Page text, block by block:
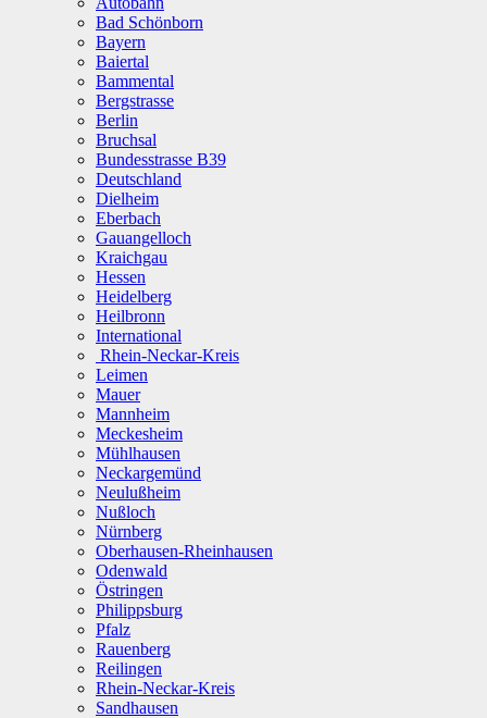
Bad Schönborn
Bayern
Baiertal
Bammental
Bergstrasse
Berlin
Bruchsal
Bundesstrasse B39
Deutschland
Dielheim
Eberbach
Gauangelloch
Kraichgau
Hessen
Heidelberg
Heilbronn
International
Rhein-Neckar-Kreis
Leimen
Mauer
Mannheim
Meckesheim
Mühlhausen
Neckargemünd
Neulußheim
Nußloch
Nürnberg
Oberhausen-Rheinhausen
Odenwald
Östringen
Philippsburg
Pfalz
Rauenberg
Reilingen
Rhein-Neckar-Kreis
Sandhausen